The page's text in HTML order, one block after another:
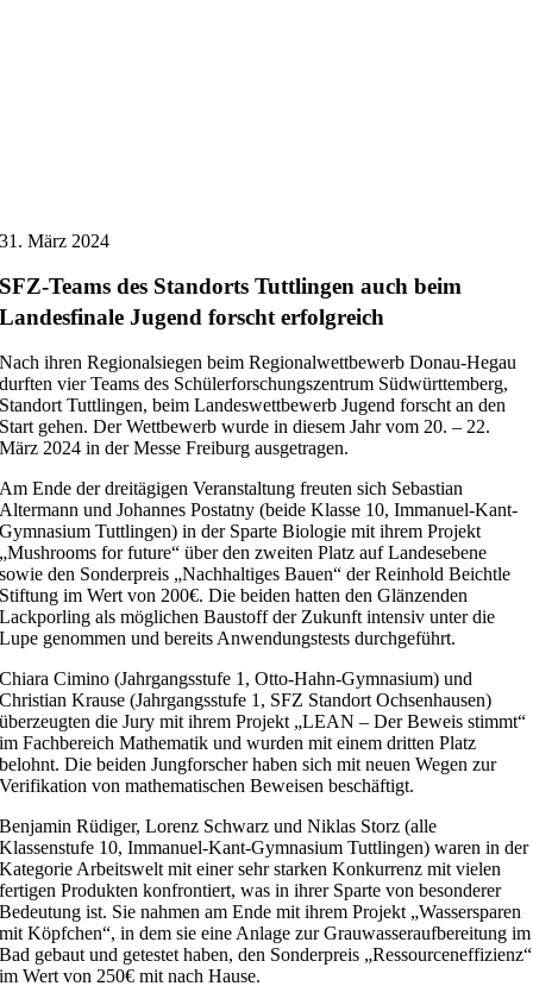
31. März 2024
SFZ-Teams des Standorts Tuttlingen auch beim
Landesfinale Jugend forscht erfolgreich
Nach ihren Regionalsiegen beim Regionalwettbewerb Donau-Hegau
durften vier Teams des Schülerforschungszentrum Südwürttemberg,
Standort Tuttlingen, beim Landeswettbewerb Jugend forscht an den
Start gehen. Der Wettbewerb wurde in diesem Jahr vom 20. – 22.
März 2024 in der Messe Freiburg ausgetragen.
Am Ende der dreitägigen Veranstaltung freuten sich Sebastian
Altermann und Johannes Postatny (beide Klasse 10, Immanuel-Kant-
Gymnasium Tuttlingen) in der Sparte Biologie mit ihrem Projekt
„Mushrooms for future“ über den zweiten Platz auf Landesebene
sowie den Sonderpreis „Nachhaltiges Bauen“ der Reinhold Beichtle
Stiftung im Wert von 200€. Die beiden hatten den Glänzenden
Lackporling als möglichen Baustoff der Zukunft intensiv unter die
Lupe genommen und bereits Anwendungstests durchgeführt.
Chiara Cimino (Jahrgangsstufe 1, Otto-Hahn-Gymnasium) und
Christian Krause (Jahrgangsstufe 1, SFZ Standort Ochsenhausen)
überzeugten die Jury mit ihrem Projekt „LEAN – Der Beweis stimmt“
im Fachbereich Mathematik und wurden mit einem dritten Platz
belohnt. Die beiden Jungforscher haben sich mit neuen Wegen zur
Verifikation von mathematischen Beweisen beschäftigt.
Benjamin Rüdiger, Lorenz Schwarz und Niklas Storz (alle
Klassenstufe 10, Immanuel-Kant-Gymnasium Tuttlingen) waren in der
Kategorie Arbeitswelt mit einer sehr starken Konkurrenz mit vielen
fertigen Produkten konfrontiert, was in ihrer Sparte von besonderer
Bedeutung ist. Sie nahmen am Ende mit ihrem Projekt „Wassersparen
mit Köpfchen“, in dem sie eine Anlage zur Grauwasseraufbereitung im
Bad gebaut und getestet haben, den Sonderpreis „Ressourceneffizienz“
im Wert von 250€ mit nach Hause.